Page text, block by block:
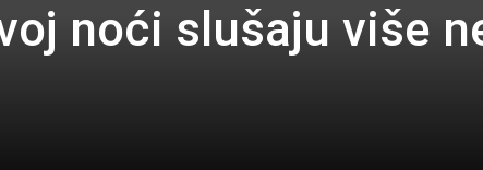
noći slušaju više